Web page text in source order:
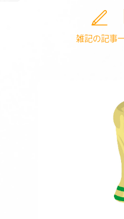
雑記の記事